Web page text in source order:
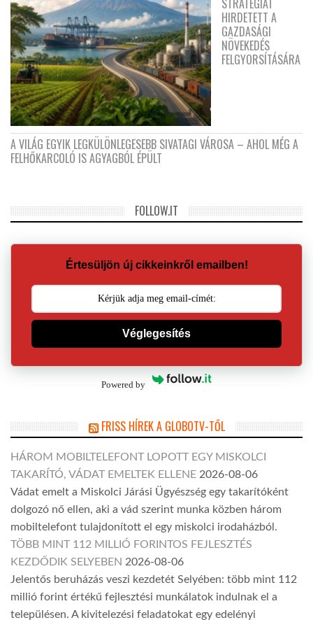
HIRDETETT A
GAZDASÁGI
NÖVEKEDÉS
FELGYORSÍTÁSÁRA
A VILÁG EGYIK LEGKÜLÖNLEGESEBB SIVATAGI VÁROSA – AHOL MÉG A
FELHŐKARCOLÓ IS AGYAGBÓL ÉPÜLT
FOLLOW.IT
Értesüljön új cikkeinkről emailben!
Véglegesítés
Powered by
FRISS HÍREK A GLOBOTV-TŐL
HÁROM MOBILTELEFONT LOPOTT EGY MISKOLCI
TAKARÍTÓ, VÁDAT EMELTEK ELLENE 2026-08-06
Vádat emelt a Miskolci Járási Ügyészség egy takarítóként
dolgozó nő ellen, aki a vád szerint munka közben három
mobiltelefont tulajdonított el egy miskolci irodaházból.
TÖBB MINT 112 MILLIÓ FORINTOS FEJLESZTÉS
KEZDŐDIK SELYEBEN 2026-08-06
Jelentős beruházás veszi kezdetét Selyében: több mint 112
millió forint értékű fejlesztési munkálatok indulnak el a
településen. A kivitelezési feladatokat egy edelényi